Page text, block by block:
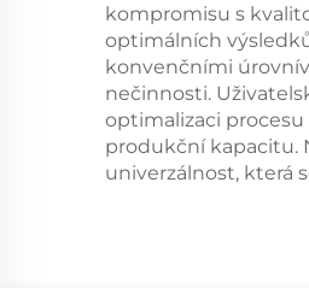
kompromisu s
optimálních
konvenčními
nečinnosti.
optimalizaci
produkční kapacitu.
univerzálnost, která